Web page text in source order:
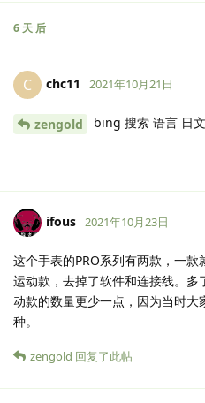
6 天 后
C chc11 2021年10月21日
zengold bing 搜索 语言 日文
ifous 2021年10月23日
这个手表的PRO系列有两款，一
运动款，去掉了软件和连接线。
动款的数量更少一点，因为当时
种。
zengold 回复了此帖